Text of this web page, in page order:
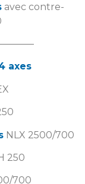
avec contre-
axes
NLX 2500/700
250
700